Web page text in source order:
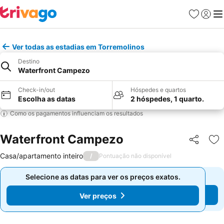
Favoritos
Iniciar
Ver todas as estadias em Torremolinos
Destino
Waterfront Campezo
Check-in/out
Escolha as datas
Hóspedes e quartos
2 hóspedes, 1 quarto.
Como os pagamentos influenciam os resultados
Waterfront Campezo Partilhar
Casa/apartamento inteiro / Pontuação não disponível
Selecione as datas para ver os preços exatos.
Ver preços
Selecione as datas para ver os preços exatos.
Ver preços